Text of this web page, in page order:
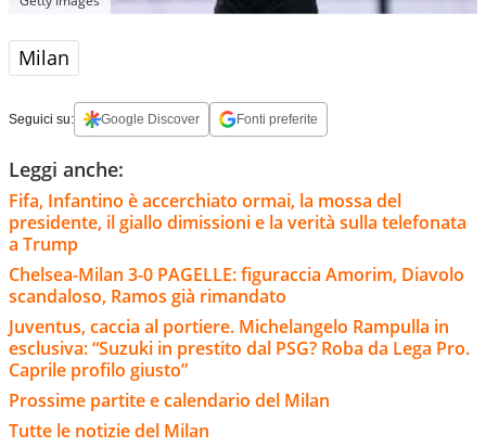
Milan
Seguici su: Google Discover Fonti preferite
Leggi anche:
Fifa, Infantino è accerchiato ormai, la mossa del
presidente, il giallo dimissioni e la verità sulla telefonata
a Trump
Chelsea-Milan 3-0 PAGELLE: figuraccia Amorim, Diavolo
scandaloso, Ramos già rimandato
Juventus, caccia al portiere. Michelangelo Rampulla in
esclusiva: “Suzuki in prestito dal PSG? Roba da Lega Pro.
Caprile profilo giusto”
Prossime partite e calendario del Milan
Tutte le notizie del Milan